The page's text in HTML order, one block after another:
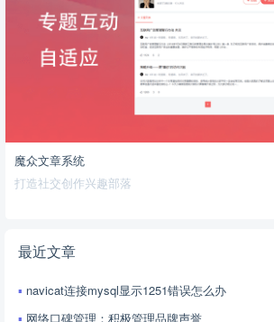
魔众文章系统
打造社交创作兴趣部落
最近文章
navicat连接mysql显示1251错误怎么办
网络口碑管理：积极管理品牌声誉